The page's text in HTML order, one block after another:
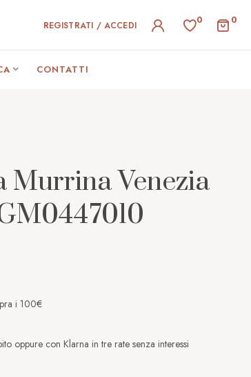
REGISTRATI / ACCEDI 0 0
CONTATTI
Murrina Venezia
i 100€
oppure con Klarna in tre rate senza interessi